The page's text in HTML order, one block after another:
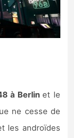
à Berlinet le
ne cesse de
les androïdes